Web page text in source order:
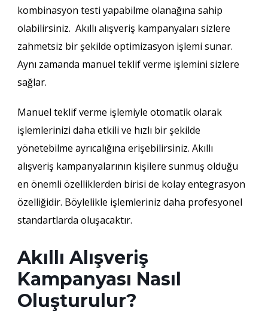
kombinasyon testi yapabilme olanağına sahip
olabilirsiniz. Akıllı alışveriş kampanyaları sizlere
zahmetsiz bir şekilde optimizasyon işlemi sunar.
Aynı zamanda manuel teklif verme işlemini sizlere
sağlar.
Manuel teklif verme işlemiyle otomatik olarak
işlemlerinizi daha etkili ve hızlı bir şekilde
yönetebilme ayrıcalığına erişebilirsiniz. Akıllı
alışveriş kampanyalarının kişilere sunmuş olduğu
en önemli özelliklerden birisi de kolay entegrasyon
özelliğidir. Böylelikle işlemleriniz daha profesyonel
standartlarda oluşacaktır.
Akıllı Alışveriş
Kampanyası Nasıl
Oluşturulur?